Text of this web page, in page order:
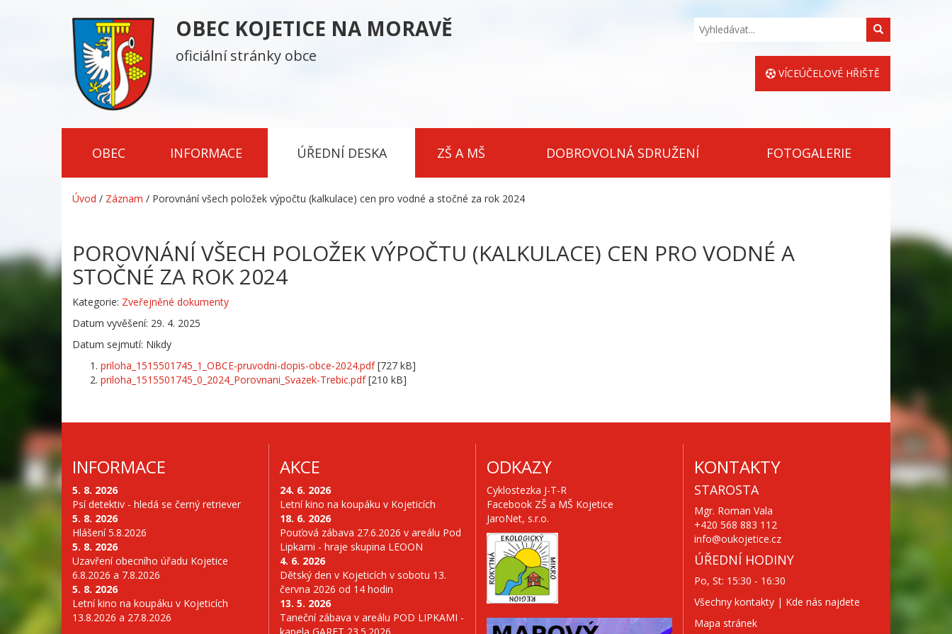
OBEC KOJETICE NA MORAVĚ
oficiální stránky obce
Hledat
VÍCEÚČELOVÉ HŘIŠTĚ
OBEC INFORMACE ÚŘEDNÍ DESKA ZŠ A MŠ DOBROVOLNÁ SDRUŽENÍ FOTOGALERIE
Úvod / Záznam / Porovnání všech položek výpočtu (kalkulace) cen pro vodné a stočné za rok 2024
POROVNÁNÍ VŠECH POLOŽEK VÝPOČTU (KALKULACE) CEN PRO VODNÉ A
STOČNÉ ZA ROK 2024
Kategorie: Zveřejněné dokumenty
Datum vyvěšení: 29. 4. 2025
Datum sejmutí: Nikdy
priloha_1515501745_1_OBCE-pruvodni-dopis-obce-2024.pdf[727 kB]
priloha_1515501745_0_2024_Porovnani_Svazek-Trebic.pdf[210 kB]
INFORMACE
5. 8. 2026
Psí detektiv - hledá se černý retriever
5. 8. 2026
Hlášení 5.8.2026
5. 8. 2026
Uzavření obecního úřadu Kojetice
6.8.2026 a 7.8.2026
5. 8. 2026
Letní kino na koupáku v Kojeticích
13.8.2026 a 27.8.2026
AKCE
24. 6. 2026
Letní kino na koupáku v Kojeticích
18. 6. 2026
Pouťová zábava 27.6.2026 v areálu Pod
Lipkami - hraje skupina LEOON
4. 6. 2026
Dětský den v Kojeticích v sobotu 13.
června 2026 od 14 hodin
13. 5. 2026
Taneční zábava v areálu POD LIPKAMI -
ODKAZY
Cyklostezka J-T-R
Facebook ZŠ a MŠ Kojetice
JaroNet, s.r.o.
KONTAKTY
STAROSTA
Mgr. Roman Vala
+420 568 883 112
info@oukojetice.cz
ÚŘEDNÍ HODINY
Po, St: 15:30 - 16:30
Všechny kontakty | Kde nás najdete
Mapa stránek